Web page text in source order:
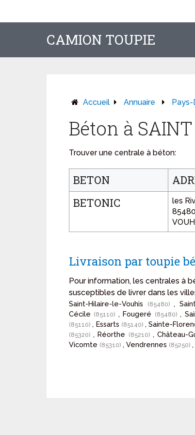
CAMION TOUPIE
Accueil Annuaire
Béton à
Trouver une centrale à béton:
BETON
BETONIC
les
Livraison par toupie
Pour information, les centrales à
susceptibles de livrer dans les
Saint-Hilaire-le-Vouhis (85480),
Cécile (85110) , Fougeré (85480),
(85110), Essarts (85140), Sainte-
(85320), Réorthe (85210) , Château-
Vicomte (85310) , Vendrennes (85250)